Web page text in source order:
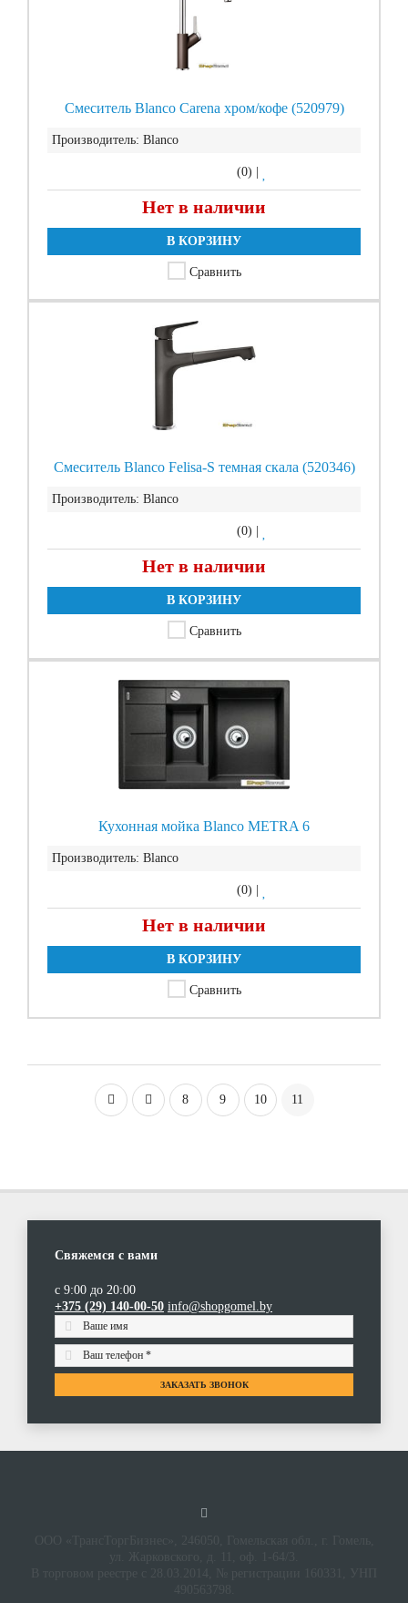
Смеситель Blanco Carena хром/кофе (520979)
Производитель: Blanco
(0)
Нет в наличии
В КОРЗИНУ
Сравнить
Смеситель Blanco Felisa-S темная скала (520346)
Производитель: Blanco
(0)
Нет в наличии
В КОРЗИНУ
Сравнить
Кухонная мойка Blanco METRA 6
Производитель: Blanco
(0)
Нет в наличии
В КОРЗИНУ
Сравнить
8 9 10 11
Свяжемся с вами
с 9:00 до 20:00
+375 (29) 140-00-50 info@shopgomel.by
ЗАКАЗАТЬ ЗВОНОК